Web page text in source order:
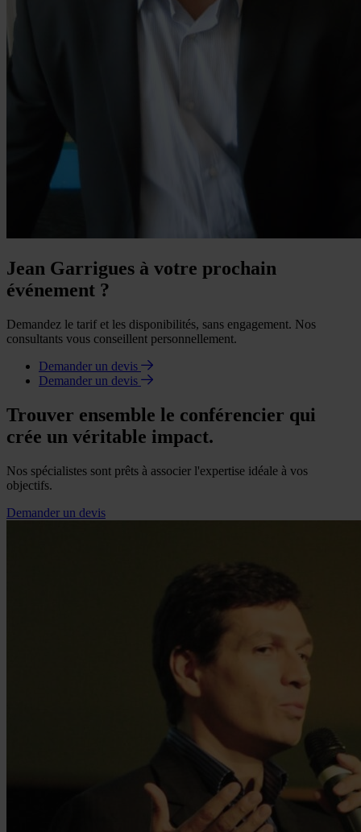
Jean Garrigues à votre prochain
événement ?
Demandez le tarif et les disponibilités, sans engagement. Nos
consultants vous conseillent personnellement.
Demander un devis
Demander un devis
Trouver ensemble le conférencier qui
crée un véritable impact.
Nos spécialistes sont prêts à associer l'expertise idéale à vos
objectifs.
Demander un devis